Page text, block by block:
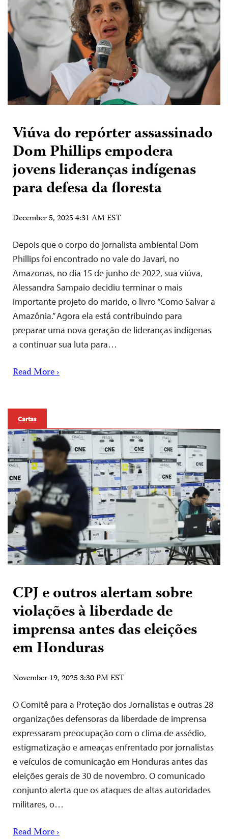
Viúva do repórter assassinado
Dom Phillips empodera
jovens lideranças indígenas
para defesa da floresta
December 5, 2025 4:31 AM EST
Depois que o corpo do jornalista ambiental Dom
Phillips foi encontrado no vale do Javari, no
Amazonas, no dia 15 de junho de 2022, sua viúva,
Alessandra Sampaio decidiu terminar o mais
importante projeto do marido, o livro “Como Salvar a
Amazônia.” Agora ela está contribuindo para
preparar uma nova geração de lideranças indígenas
a continuar sua luta para…
Read More ›
Cartas
CPJ e outros alertam sobre
violações à liberdade de
imprensa antes das eleições
em Honduras
November 19, 2025 3:30 PM EST
O Comitê para a Proteção dos Jornalistas e outras 28
organizações defensoras da liberdade de imprensa
expressaram preocupação com o clima de assédio,
estigmatização e ameaças enfrentado por jornalistas
e veículos de comunicação em Honduras antes das
eleições gerais de 30 de novembro. O comunicado
conjunto alerta que os ataques de altas autoridades
militares, o…
Read More ›